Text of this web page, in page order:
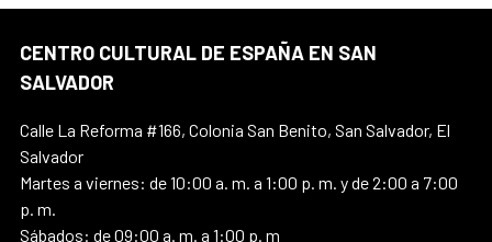
CENTRO CULTURAL DE ESPAÑA EN SAN
SALVADOR
Calle La Reforma #166, Colonia San Benito, San Salvador, El
Salvador
Martes a viernes: de 10:00 a. m. a 1:00 p. m. y de 2:00 a 7:00
p. m.
Sábados: de 09:00 a. m. a 1:00 p. m